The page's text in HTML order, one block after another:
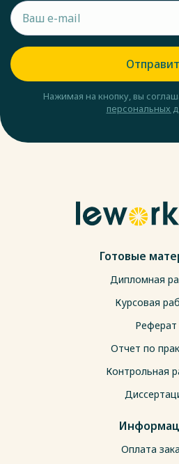
Нажимая на кнопку, вы
персональных
Готовые
Дипломная
Курсовая
Реферат
Отчет по
Контрольная
Оплата